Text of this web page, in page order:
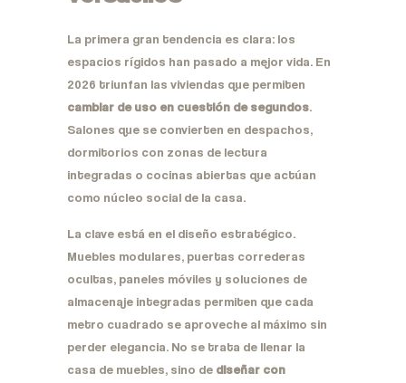
La primera gran tendencia es clara: los
espacios rígidos han pasado a mejor vida. En
2026 triunfan las viviendas que permiten
cambiar de uso en cuestión de segundos.
Salones que se convierten en despachos,
dormitorios con zonas de lectura
integradas o cocinas abiertas que actúan
como núcleo social de la casa.
La clave está en el diseño estratégico.
Muebles modulares, puertas correderas
ocultas, paneles móviles y soluciones de
almacenaje integradas permiten que cada
metro cuadrado se aproveche al máximo sin
perder elegancia. No se trata de llenar la
casa de muebles, sino de diseñar con